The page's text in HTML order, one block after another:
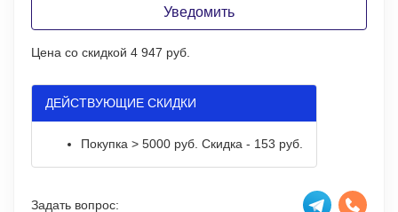
Уведомить
Цена со скидкой 4 947 руб.
ДЕЙСТВУЮЩИЕ СКИДКИ
Покупка > 5000 руб. Скидка - 153 руб.
Задать вопрос: